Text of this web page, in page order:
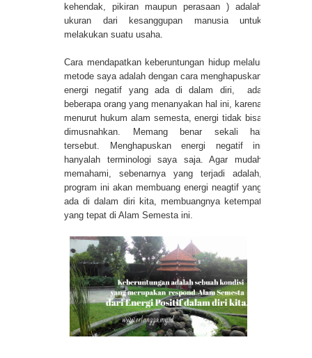
kehendak, pikiran maupun perasaan ) adalah
ukuran dari kesanggupan manusia untuk
melakukan suatu usaha.
Cara mendapatkan keberuntungan hidup melalui
metode saya adalah dengan cara menghapuskan
energi negatif yang ada di dalam diri, ada
beberapa orang yang menanyakan hal ini, karena
menurut hukum alam semesta, energi tidak bisa
dimusnahkan. Memang benar sekali hal
tersebut. Menghapuskan energi negatif ini
hanyalah terminologi saya saja. Agar mudah
memahami, sebenarnya yang terjadi adalah,
program ini akan membuang energi neagtif yang
ada di dalam diri kita, membuangnya ketempat
yang tepat di Alam Semesta ini.